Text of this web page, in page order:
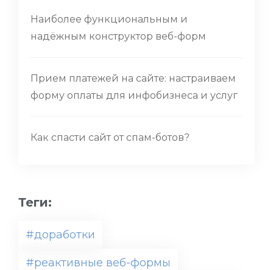
Наиболее функциональным и
надёжным конструктор веб-форм
Прием платежей на сайте: настраиваем
форму оплаты для инфобизнеса и услуг
Как спасти сайт от спам-ботов?
Теги:
#доработки
#реактивные веб-формы